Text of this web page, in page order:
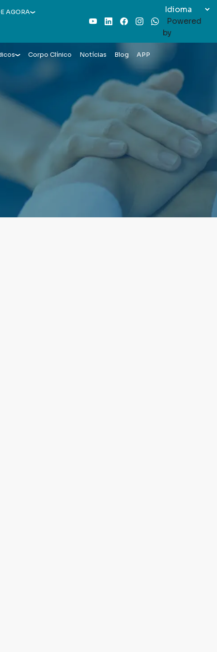
AGORA
YoutubeLinkedInFacebook
InstagramWhatsAppPowered
by
Corpo Clínico Notícias Blog APP